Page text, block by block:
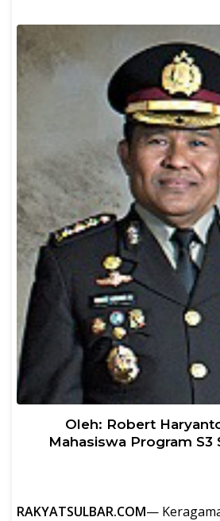
Oleh: Robert
Mahasiswa Program S3
RAKYATSULBAR.COM—